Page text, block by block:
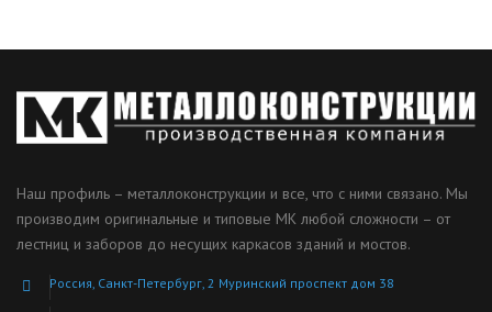
Наш профиль – металлоконструкции и все, что с ними связано. Мы
производим оригинальные и типовые МК любой сложности – от
лестниц и заборов до несущих каркасов зданий и мостов.
Россия, Санкт-Петербург, 2 Муринский проспект дом 38